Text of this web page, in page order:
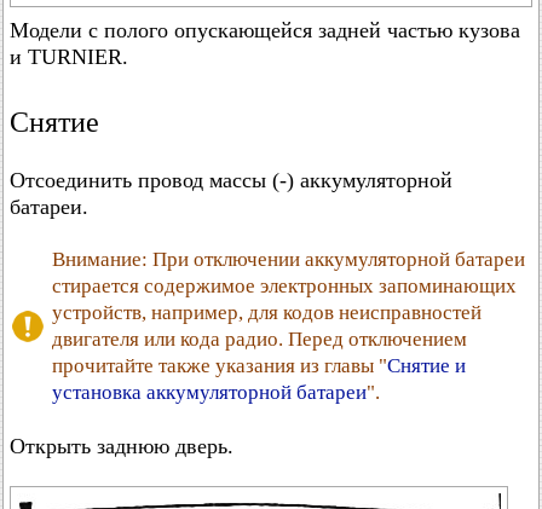
Модели с полого опускающейся задней частью кузова
и TURNIER.
Снятие
Отсоединить провод массы (-) аккумуляторной
батареи.
Внимание: При отключении аккумуляторной батареи
стирается содержимое электронных запоминающих
устройств, например, для кодов неисправностей
двигателя или кода радио. Перед отключением
прочитайте также указания из главы "Снятие и
установка аккумуляторной батареи".
Открыть заднюю дверь.